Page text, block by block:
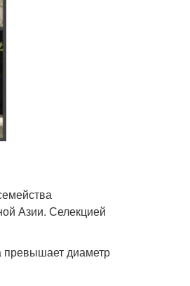
Азии. Селекцией
превышает диаметр